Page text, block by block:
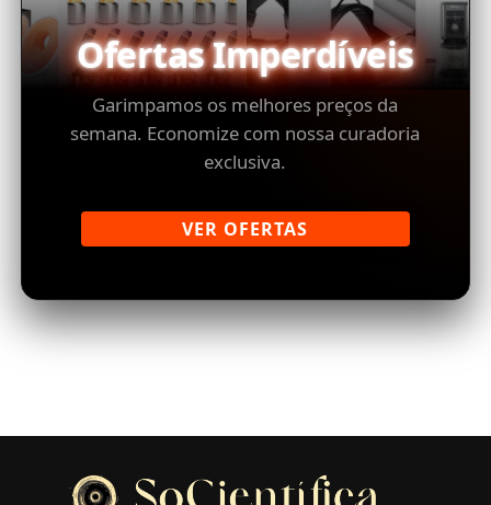
Ofertas Imperdíveis
Garimpamos os melhores preços da
semana. Economize com nossa curadoria
exclusiva.
VER OFERTAS